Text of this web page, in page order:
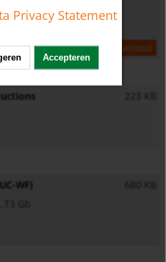
- Operating Instructions
open download
223 KB
WF)
680 KB
Privacy Statement
Accepteren